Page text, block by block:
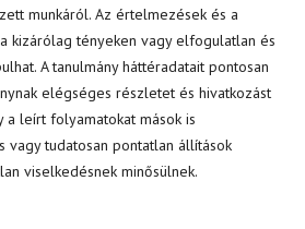
munkáról. Az értelmezések és a
kizárólag tényeken vagy elfogulatlan és
A tanulmány háttéradatait pontosan
elégséges részletet és hivatkozást
a leírt folyamatokat mások is
vagy tudatosan pontatlan állítások
viselkedésnek minősülnek.